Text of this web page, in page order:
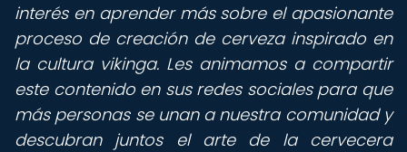
interés en aprender más sobre el apasionante
proceso de creación de cerveza inspirado en
la cultura vikinga. Les animamos a compartir
este contenido en sus redes sociales para que
más personas se unan a nuestra comunidad y
descubran juntos el arte de la cervecera